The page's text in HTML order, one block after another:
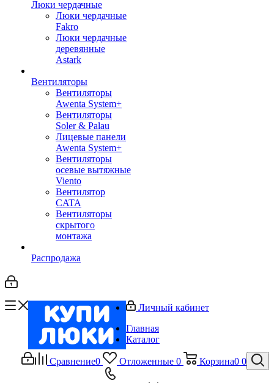
Люки чердачные
Люки чердачные
Fakro
Люки чердачные
деревянные
Astark
Вентиляторы
Вентиляторы
Awenta System+
Вентиляторы
Soler & Palau
Лицевые панели
Awenta System+
Вентиляторы
осевые вытяжные
Viento
Вентилятор
CATA
Вентиляторы
скрытого
монтажа
Распродажа
Сравнение0 Отложенные 0 Корзина0 0
Личный кабинет
Главная
Каталог